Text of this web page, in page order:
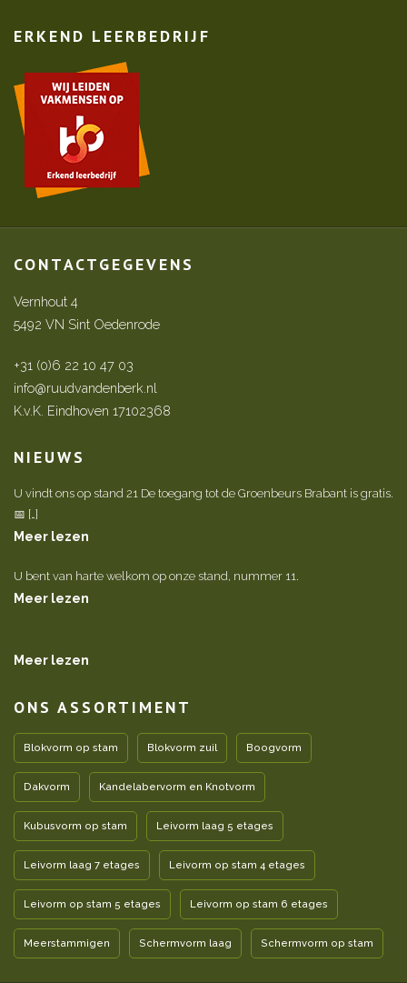
ERKEND LEERBEDRIJF
CONTACTGEGEVENS
Vernhout 4
5492 VN Sint Oedenrode
+31 (0)6 22 10 47 03
info@ruudvandenberk.nl
K.v.K. Eindhoven 17102368
NIEUWS
U vindt ons op stand 21 De toegang tot de Groenbeurs Brabant is gratis.
📅 […]
Meer lezen
U bent van harte welkom op onze stand, nummer 11.
Meer lezen
Meer lezen
ONS ASSORTIMENT
Blokvorm op stam Blokvorm zuil Boogvorm
Dakvorm Kandelabervorm en Knotvorm
Kubusvorm op stam Leivorm laag 5 etages
Leivorm laag 7 etages Leivorm op stam 4 etages
Leivorm op stam 5 etages Leivorm op stam 6 etages
Meerstammigen Schermvorm laag Schermvorm op stam